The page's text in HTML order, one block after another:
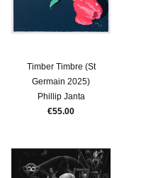
Timber Timbre (St
Germain 2025)
Phillip Janta
€55.00